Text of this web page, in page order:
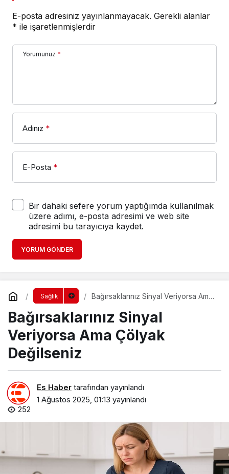
E-posta adresiniz yayınlanmayacak. Gerekli alanlar
* ile işaretlenmişlerdir
Yorumunuz *
Adınız *
E-Posta *
Bir dahaki sefere yorum yaptığımda kullanılmak
üzere adımı, e-posta adresimi ve web site
adresimi bu tarayıcıya kaydet.
YORUM GÖNDER
Sağlık
Bağırsaklarınız Sinyal Veriyorsa Ama
Bağırsaklarınız Sinyal
Veriyorsa Ama Çölyak
Değilseniz
Es Haber tarafından yayınlandı
1 Ağustos 2025, 01:13 yayınlandı
252